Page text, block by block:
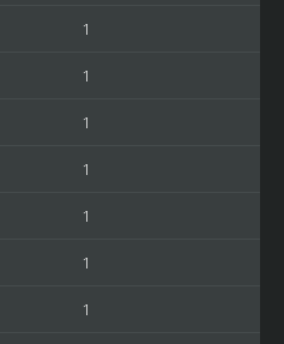
1
1
1
1
1
1
1